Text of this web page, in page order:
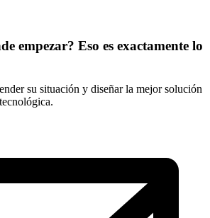
empezar? Eso es exactamente lo
su situación y diseñar la mejor solución